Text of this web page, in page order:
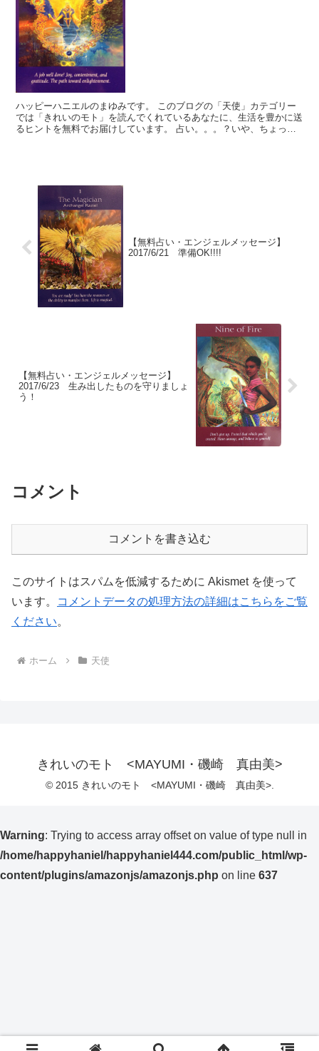
ハッピーハニエルのまゆみです。 このブログの「天使」カテゴリー
では「きれいのモト」を読んでくれているあなたに、生活を豊かに送
るヒントを無料でお届けしています。 占い。。。？いや、ちょっと
【無料占い・エンジェルメッセージ】
2017/6/21 準備OK!!!!
【無料占い・エンジェルメッセージ】
2017/6/23 生み出したものを守りましょ
う！
コメント
コメントを書き込む
このサイトはスパムを低減するために Akismet を使って
います。
コメントデータの処理方法の詳細はこちらをご覧
ください。
ホーム 天使
きれいのモト <MAYUMI・磯崎 真由美>
© 2015 きれいのモト <MAYUMI・磯崎 真由美>.
Warning: Trying to access array offset on value of type null in
/home/happyhaniel/happyhaniel444.com/public_html/wp-
content/plugins/amazonjs/amazonjs.php on line 637